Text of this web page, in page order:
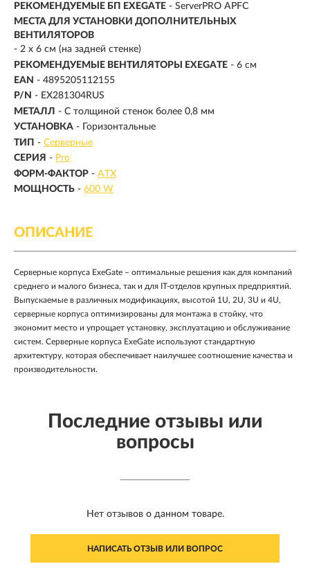
РЕКОМЕНДУЕМЫЕ БП EXEGATE - ServerPRO APFC
МЕСТА ДЛЯ УСТАНОВКИ ДОПОЛНИТЕЛЬНЫХ
ВЕНТИЛЯТОРОВ
- 2 x 6 см (на задней стенке)
РЕКОМЕНДУЕМЫЕ ВЕНТИЛЯТОРЫ EXEGATE - 6 см
EAN - 4895205112155
P/N - EX281304RUS
МЕТАЛЛ - С толщиной стенок более 0,8 мм
УСТАНОВКА - Горизонтальные
ТИП - Серверные
СЕРИЯ - Pro
ФОРМ-ФАКТОР - ATX
МОЩНОСТЬ - 600 W
ОПИСАНИЕ
Cерверные корпуса ExeGate – оптимальные решения как для компаний
среднего и малого бизнеса, так и для IT-отделов крупных предприятий.
Выпускаемые в различных модификациях, высотой 1U, 2U, 3U и 4U,
серверные корпуса оптимизированы для монтажа в стойку, что
экономит место и упрощает установку, эксплуатацию и обслуживание
систем. Серверные корпуса ExeGate используют стандартную
архитектуру, которая обеспечивает наилучшее соотношение качества и
производительности.
Последние отзывы или
вопросы
Нет отзывов о данном товаре.
НАПИСАТЬ ОТЗЫВ ИЛИ ВОПРОС